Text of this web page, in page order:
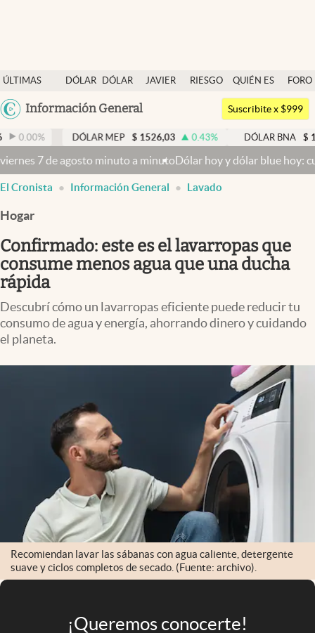
ÚLTIMAS
NOTICIAS
DÓLAR
DÓLAR
JAVIER
RIESGO
QUIÉN ES
QUIÉN
FORO
Argentina
México
Información General
Dólar
Members
Economía y Política
Finanzas y Mercados
Mercados Online
Negocios
Columnistas
Otras secciones
Infotechnology
Eventos Corporativos
El Cronista Studio
abre en nueva pestaña
Argentina
Suscribite x $999
DÓLAR MEP $ 1526,03 0.43% DÓLAR BNA $ 1520 0.00
agosto minuto a minutoDólar hoy y dólar blue hoy: cuál es la
El Cronista Información General Lavado
Hogar
Confirmado: este es el lavarropas que
consume menos agua que una ducha
rápida
Descubrí cómo un lavarropas eficiente puede reducir tu
consumo de agua y energía, ahorrando dinero y cuidando
el planeta.
Recomiendan lavar las sábanas con agua caliente, detergente
suave y ciclos completos de secado. (Fuente: archivo).
¡Queremos conocerte!